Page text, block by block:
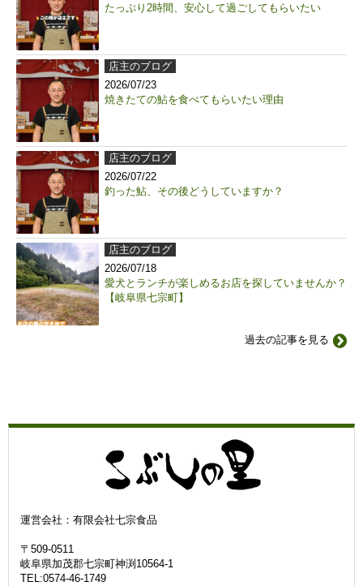
たっぷり2時間、安心して過ごしてもらいたい
店主のブログ
2026/07/23
焼きたての鮎を食べてもらいたい理由
店主のブログ
2026/07/22
釣った鮎、その後どうしていますか？
店主のブログ
2026/07/18
愛犬とランチが楽しめるお店を探していませんか？
【岐阜県七宗町】
過去の記事を見る
運営会社：有限会社七宗食品
〒509-0511
岐阜県加茂郡七宗町神渕10564-1
TEL:0574-46-1749